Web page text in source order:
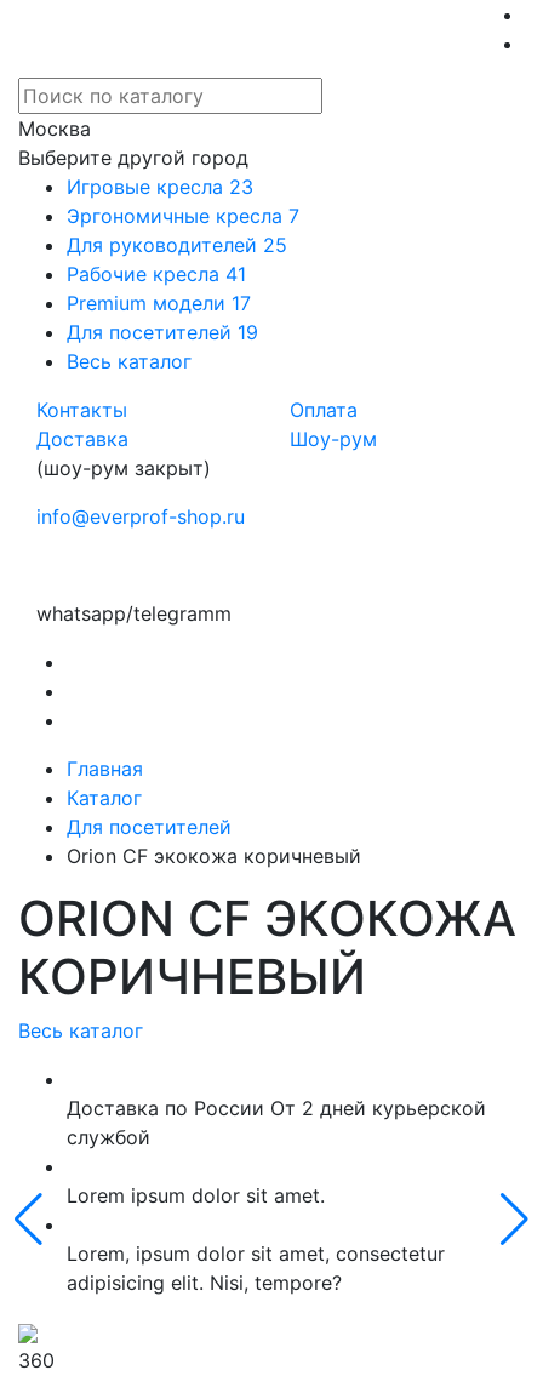
Москва
Выберите другой город
Игровые кресла 23
Эргономичные кресла 7
Для руководителей 25
Рабочие кресла 41
Premium модели 17
Для посетителей 19
Весь каталог
Контакты
Оплата
Доставка
Шоу-рум
(шоу-рум закрыт)
info@everprof-shop.ru
whatsapp/telegramm
Главная
Каталог
Для посетителей
Orion CF экокожа коричневый
ORION CF ЭКОКОЖА
КОРИЧНЕВЫЙ
Весь каталог
Доставка по России От 2 дней курьерской
службой
Lorem ipsum dolor sit amet.
Lorem, ipsum dolor sit amet, consectetur
adipisicing elit. Nisi, tempore?
360